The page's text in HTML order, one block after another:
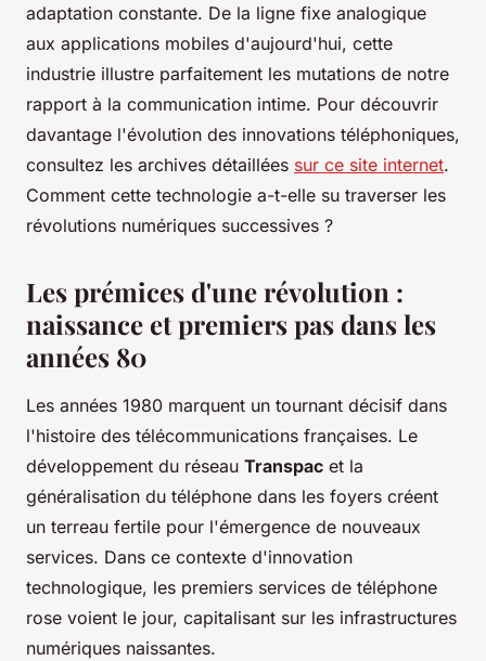
adaptation constante. De la ligne fixe analogique
aux applications mobiles d'aujourd'hui, cette
industrie illustre parfaitement les mutations de notre
rapport à la communication intime. Pour découvrir
davantage l'évolution des innovations téléphoniques,
consultez les archives détaillées sur ce site internet.
Comment cette technologie a-t-elle su traverser les
révolutions numériques successives ?
Les prémices d'une révolution :
naissance et premiers pas dans les
années 80
Les années 1980 marquent un tournant décisif dans
l'histoire des télécommunications françaises. Le
développement du réseau Transpac et la
généralisation du téléphone dans les foyers créent
un terreau fertile pour l'émergence de nouveaux
services. Dans ce contexte d'innovation
technologique, les premiers services de téléphone
rose voient le jour, capitalisant sur les infrastructures
numériques naissantes.